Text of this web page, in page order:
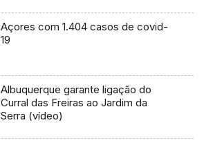
Açores com 1.404 casos de covid-
19
Albuquerque garante ligação do
Curral das Freiras ao Jardim da
Serra (vídeo)